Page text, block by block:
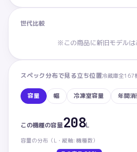
世代比較
※この商品に新旧モデルは
スペック分布で見る立ち位置冷蔵庫全167
容量 幅 冷凍室容量 年間
容量：この商品 208L。カテ
この機種の容量208L
容量の分布（ L・ 縦軸: 機種数）